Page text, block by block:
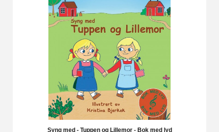
Syng med - Tuppen og Lillemor - Bok med lyd